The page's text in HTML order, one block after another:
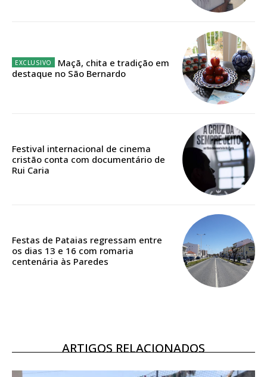
ASSINATURA
DIGITAL ANUAL
Maçã, chita e tradição em
destaque no São Bernardo
Festival internacional de cinema
cristão conta com documentário de
Rui Caria
Festas de Pataias regressam entre
os dias 13 e 16 com romaria
centenária às Paredes
ARTIGOS RELACIONADOS